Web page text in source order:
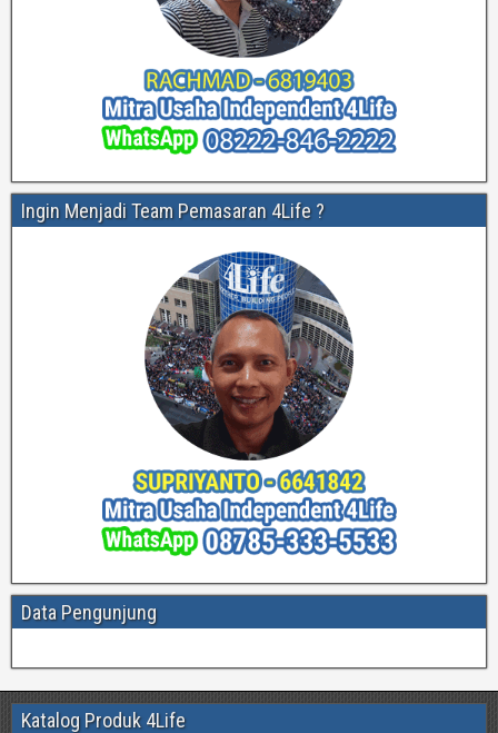
Ingin Menjadi Team Pemasaran 4Life ?
Data Pengunjung
Katalog Produk 4Life